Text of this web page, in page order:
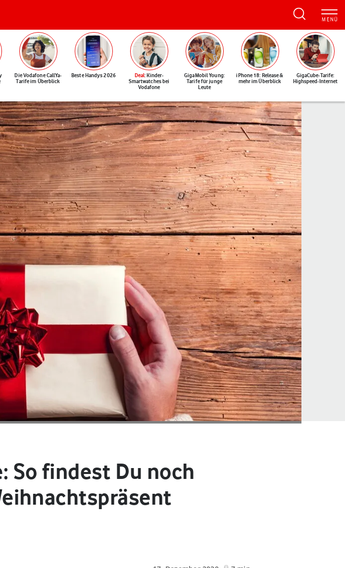
Die Vodafone CallYa-
Tarife im Überblick
Beste Handys 2026 Deal: Kinder-
Smartwatches bei
Vodafone
GigaMobil Young:
Tarife für junge
Leute
iPhone 18: Release &
mehr im Überblick
GigaCube-Tarife:
Highspeed-Internet
So findest Du noch